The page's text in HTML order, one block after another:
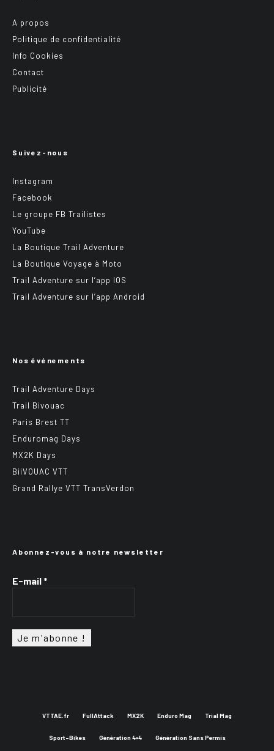
A propos
Politique de confidentialité
Info Cookies
Contact
Publicité
Suivez-nous
Instagram
Facebook
Le groupe FB Trailistes
YouTube
La Boutique Trail Adventure
La Boutique Voyage à Moto
Trail Adventure sur l’app IOS
Trail Adventure sur l’app Android
Nos événements
Trail Adventure Days
Trail Bivouac
Paris Brest TT
Enduromag Days
MX2K Days
BiiVOUAC VTT
Grand Rallye VTT TransVerdon
Abonnez-vous à notre newsletter
E-mail*
VTTAE.fr FullAttack MX2K Enduro Mag Trial Mag
Sport-Bikes Génération 4×4 Génération Sans Permis